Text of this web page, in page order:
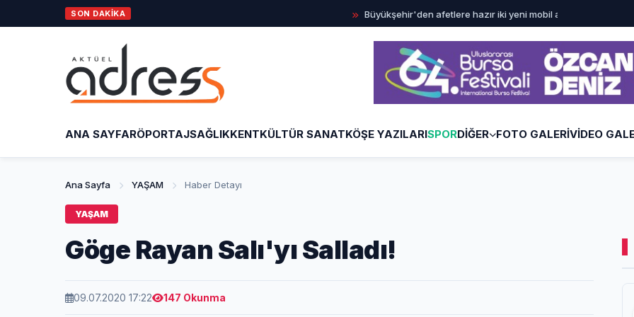
SON DAKİKA Büyükşehir'den afetlere hazır iki yeni mobil araç İlklerin
ANA SAYFARÖPORTAJSAĞLIKKENTKÜLTÜR SANATKÖŞE YAZILARISPORDİĞER FOTO GALERİVİDEO
Ana Sayfa YAŞAM Haber Detayı
YAŞAM
Göge Rayan Salı'yı Salladı!
09.07.2020 17:22 147 Okunma